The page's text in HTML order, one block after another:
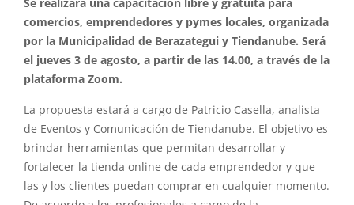
Se realizará una capacitación libre y gratuita para
comercios, emprendedores y pymes locales, organizada
por la Municipalidad de Berazategui y Tiendanube. Será
el jueves 3 de agosto, a partir de las 14.00, a través de la
plataforma Zoom.
La propuesta estará a cargo de Patricio Casella, analista
de Eventos y Comunicación de Tiendanube. El objetivo es
brindar herramientas que permitan desarrollar y
fortalecer la tienda online de cada emprendedor y que
las y los clientes puedan comprar en cualquier momento.